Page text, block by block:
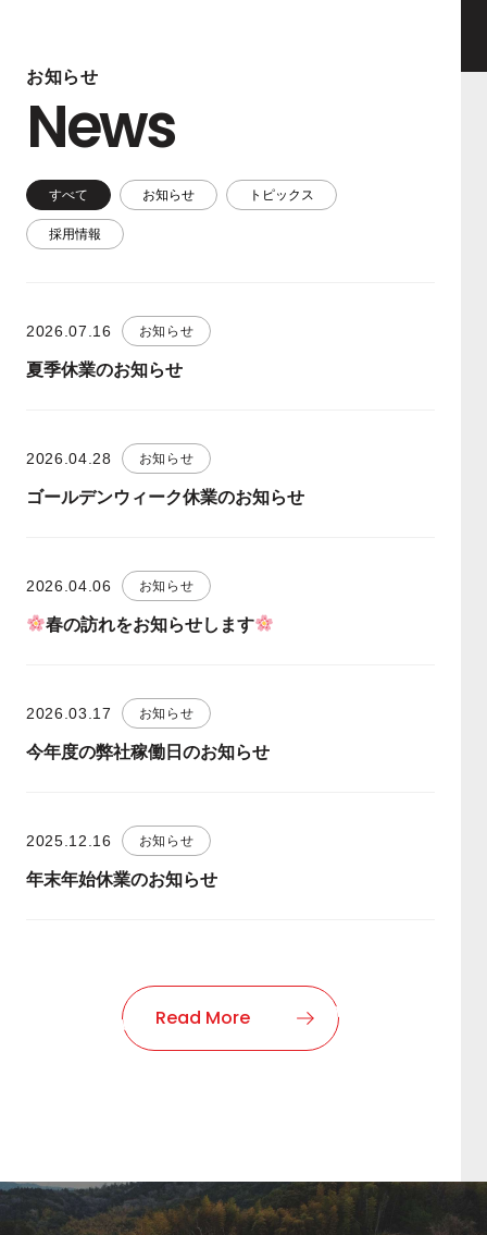
お知らせ
News
すべて お知らせ トピックス
採用情報
2026.07.16 お知らせ
夏季休業のお知らせ
2026.04.28 お知らせ
ゴールデンウィーク休業のお知らせ
2026.04.06 お知らせ
春の訪れをお知らせします
2026.03.17 お知らせ
今年度の弊社稼働日のお知らせ
2025.12.16 お知らせ
年末年始休業のお知らせ
Read More